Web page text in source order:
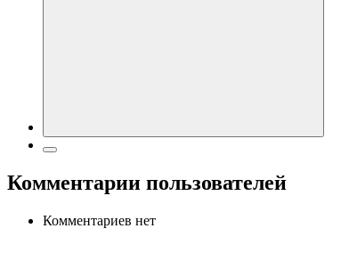
Комментарии пользователей
Комментариев нет